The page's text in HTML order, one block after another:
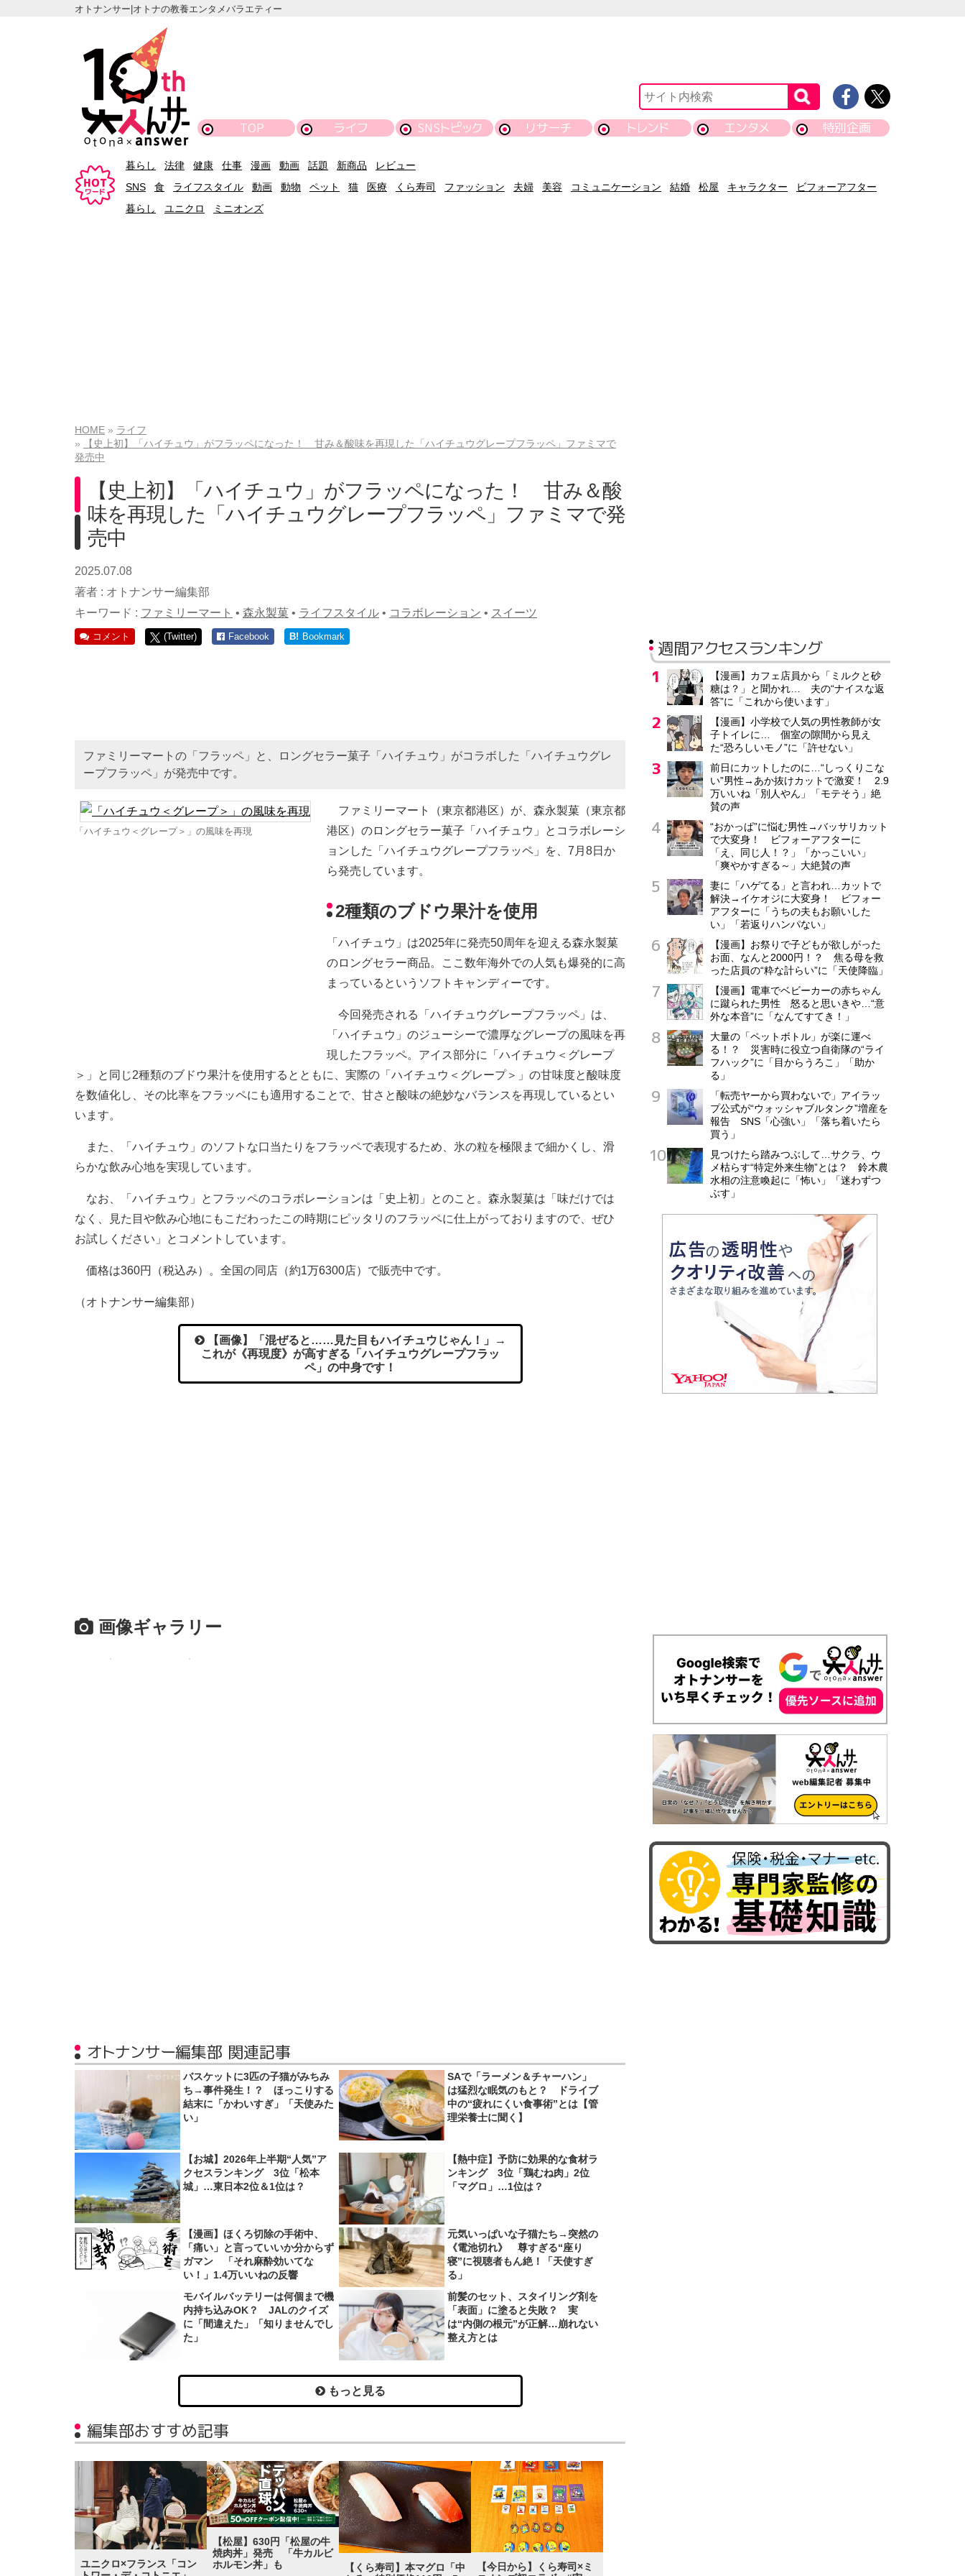
オトナンサー|オトナの教養エンタメバラエティー
TOP ライフ SNSトピック リサーチ トレンド エンタメ 特別企画
暮らし 法律 健康 仕事 漫画 動画 話題 新商品
レビュー
SNS
食 ライフスタイル 動画 動物 ペット 猫 医療 くら寿司 ファッション 夫婦 美容 コミュニケーション 結婚 松屋 キャラクター
ビフォーアフター
暮らし
ユニクロ ミニオンズ
HOME
ライフ
【史上初】「ハイチュウ」がフラッペになった！ 甘み＆酸味を再現した「ハイチュウグレープフラッペ」ファミマで
発売中
【史上初】「ハイチュウ」がフラッペになった！ 甘み＆酸
味を再現した「ハイチュウグレープフラッペ」ファミマで発
売中
2025.07.08
著者 : オトナンサー編集部
キーワード : ファミリーマート • 森永製菓 • ライフスタイル • コラボレーション • スイーツ
コメント (Twitter) Facebook B! Bookmark
ファミリーマートの「フラッペ」と、ロングセラー菓子「ハイチュウ」がコラボした「ハイチュウグレ
ープフラッペ」が発売中です。
「ハイチュウ＜グレープ＞」の風味を再現
ファミリーマート（東京都港区）が、森永製菓（東京都
港区）のロングセラー菓子「ハイチュウ」とコラボレーシ
ョンした「ハイチュウグレープフラッペ」を、7月8日か
ら発売しています。
2種類のブドウ果汁を使用
「ハイチュウ」は2025年に発売50周年を迎える森永製菓
のロングセラー商品。ここ数年海外での人気も爆発的に高
まっているというソフトキャンディーです。
今回発売される「ハイチュウグレープフラッペ」は、
「ハイチュウ」のジューシーで濃厚なグレープの風味を再
現したフラッペ。アイス部分に「ハイチュウ＜グレープ
＞」と同じ2種類のブドウ果汁を使用するとともに、実際の「ハイチュウ＜グレープ＞」の甘味度と酸味度
を数値化し、その比率をフラッペにも適用することで、甘さと酸味の絶妙なバランスを再現しているとい
います。
また、「ハイチュウ」のソフトな口当たりをフラッペで表現するため、氷の粒を極限まで細かくし、滑
らかな飲み心地を実現しています。
なお、「ハイチュウ」とフラッペのコラボレーションは「史上初」とのこと。森永製菓は「味だけでは
なく、見た目や飲み心地にもこだわったこの時期にピッタリのフラッペに仕上がっておりますので、ぜひ
お試しください」とコメントしています。
価格は360円（税込み）。全国の同店（約1万6300店）で販売中です。
（オトナンサー編集部）
【画像】「混ぜると……見た目もハイチュウじゃん！」→
これが《再現度》が高すぎる「ハイチュウグレープフラッ
ペ」の中身です！
画像ギャラリー
オトナンサー編集部 関連記事
バスケットに3匹の子猫がみちみ
ち→事件発生！？ ほっこりする
結末に「かわいすぎ」「天使みた
い」
SAで「ラーメン＆チャーハン」
は猛烈な眠気のもと？ ドライブ
中の“疲れにくい食事術”とは【管
理栄養士に聞く】
【お城】2026年上半期“人気”ア
クセスランキング 3位「松本
城」…東日本2位＆1位は？
【熱中症】予防に効果的な食材ラ
ンキング 3位「鶏むね肉」2位
「マグロ」…1位は？
【漫画】ほくろ切除の手術中、
「痛い」と言っていいか分からず
ガマン 「それ麻酔効いてな
い！」1.4万いいねの反響
元気いっぱいな子猫たち→突然の
《電池切れ》 尊すぎる“座り
寝”に視聴者もん絶！「天使すぎ
る」
モバイルバッテリーは何個まで機
内持ち込みOK？ JALのクイズ
に「間違えた」「知りませんでし
た」
前髪のセット、スタイリング剤を
「表面」に塗ると失敗？ 実
は“内側の根元”が正解…崩れない
整え方とは
もっと見る
編集部おすすめ記事
ユニクロ×フランス「コン
【松屋】630円「松屋の牛
焼肉丼」発売 「牛カルビ
ホルモン丼」も
【くら寿司】本マグロ「中
【今日から】くら寿司×ミ
週間アクセスランキング
【漫画】カフェ店員から「ミルクと砂
糖は？」と聞かれ… 夫の“ナイスな返
答”に「これから使います」
【漫画】小学校で人気の男性教師が女
子トイレに… 個室の隙間から見え
た“恐ろしいモノ”に「許せない」
前日にカットしたのに…“しっくりこな
い”男性→あか抜けカットで激変！ 2.9
万いいね「別人やん」「モテそう」絶
賛の声
“おかっぱ”に悩む男性→バッサリカット
で大変身！ ビフォーアフターに
「え、同じ人！？」「かっこいい」
「爽やかすぎる～」大絶賛の声
妻に「ハゲてる」と言われ…カットで
解決→イケオジに大変身！ ビフォー
アフターに「うちの夫もお願いした
い」「若返りハンパない」
【漫画】お祭りで子どもが欲しがった
お面、なんと2000円！？ 焦る母を救
った店員の“粋な計らい”に「天使降臨」
【漫画】電車でベビーカーの赤ちゃん
に蹴られた男性 怒ると思いきや…“意
外な本音”に「なんてすてき！」
大量の「ペットボトル」が楽に運べ
る！？ 災害時に役立つ自衛隊の“ライ
フハック”に「目からうろこ」「助か
る」
「転売ヤーから買わないで」アイラッ
プ公式が“ウォッシャブルタンク”増産を
報告 SNS「心強い」「落ち着いたら
買う」
見つけたら踏みつぶして…サクラ、ウ
メ枯らす“特定外来生物”とは？ 鈴木農
水相の注意喚起に「怖い」「迷わずつ
ぶす」